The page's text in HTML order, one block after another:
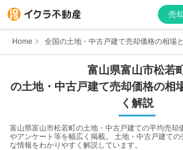
売
はじめての方へ
不動産会社を探す
Home 全国の土地・中古戸建て売却価格の相場
富山県富山市松若町
の土地・中古戸建て売却価格の相
く解説
富山県富山市松若町の土地・中古戸建ての平均売却
やアンケート等を幅広く掲載。 土地・中古戸建て
な情報をわかりやすく解説しています。